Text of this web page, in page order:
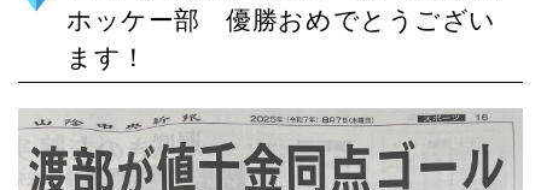
ホッケー部 優勝おめでとうござい
ます！